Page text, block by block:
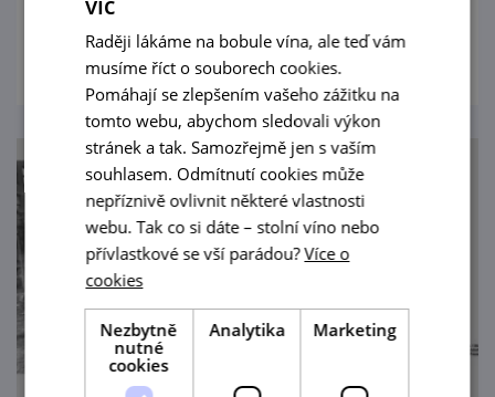
prohlédnout
Raději lákáme na bobule vína, ale teď vám
musíme říct o souborech cookies.
Pomáhají se zlepšením vašeho zážitku na
tomto webu, abychom sledovali výkon
stránek a tak. Samozřejmě jen s vaším
souhlasem. Odmítnutí cookies může
nepříznivě ovlivnit některé vlastnosti
webu. Tak co si dáte – stolní víno nebo
přívlastkové se vší parádou?Více o
cookies
Nezbytně
nutné
cookies
Analytika Marketing